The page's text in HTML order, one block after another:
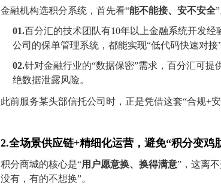
金融机构选积分系统，首先看“能不能接、安不安全”
01.百分汇的技术团队有10年以上金融系统开发
公司的保单管理系统，都能实现“低代码快速对接
02.针对金融行业的“数据保密”需求，百分汇可
绝数据泄露风险。
此前服务某头部信托公司时，正是凭借这套“合规+
2.全场景供应链+精细化运营， 避免“积分变鸡
积分商城的核心是“用户愿意换、换得满意”，这离
没有，有的不想换”。